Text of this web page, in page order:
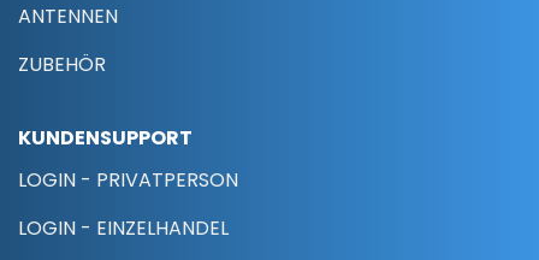
ANTENNEN
ZUBEHÖR
KUNDENSUPPORT
LOGIN - PRIVATPERSON
LOGIN - EINZELHANDEL